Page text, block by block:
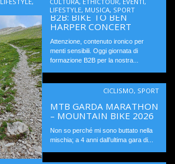
LIFESTYLE, MUSICA, SPORT
B2B: BIKE TO BEN
HARPER CONCERT
Attenzione, contenuto ironico per
menti sensibili. Oggi giornata di
formazione B2B per la nostra...
CICLISMO, SPORT
MTB GARDA MARATHON
– MOUNTAIN BIKE 2026
Non so perché mi sono buttato nella
mischia; a 4 anni dall’ultima gara di...